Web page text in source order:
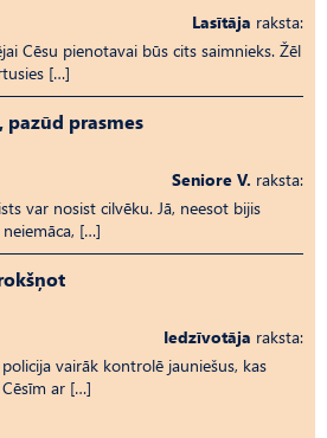
Lasītāja raksta:
Cēsu pienotavai būs cits saimnieks. Žēl
[…]
prasmes
Seniore V. raksta:
var nosist cilvēku. Jā, neesot bijis
[…]
Iedzīvotāja raksta:
vairāk kontrolē jauniešus, kas
ar […]